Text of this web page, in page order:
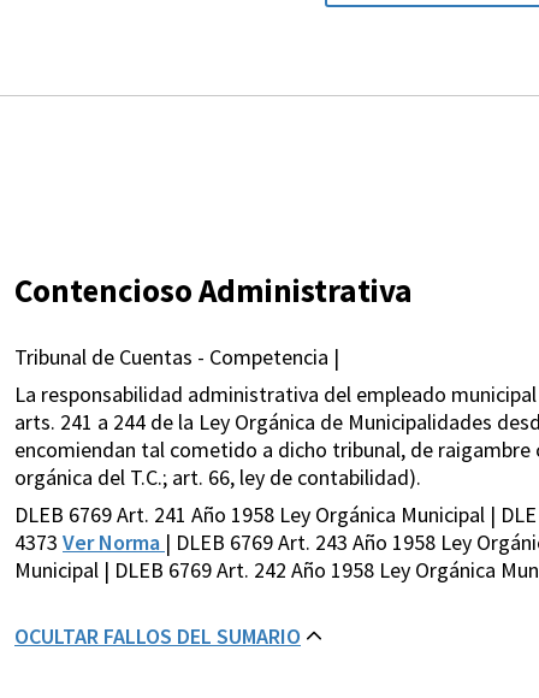
Contencioso Administrativa
Tribunal de Cuentas - Competencia |
La responsabilidad administrativa del empleado
arts. 241 a 244 de la Ley Orgánica de Municipalidades
encomiendan tal cometido a dicho tribunal, de
orgánica del T.C.; art. 66, ley de contabilidad).
DLEB 6769 Art. 241 Año 1958 Ley Orgánica Municipal |
4373 Ver Norma | DLEB 6769 Art. 243 Año 1958 Ley
Municipal | DLEB 6769 Art. 242 Año 1958 Ley Orgánica
OCULTAR FALLOS DEL SUMARIO